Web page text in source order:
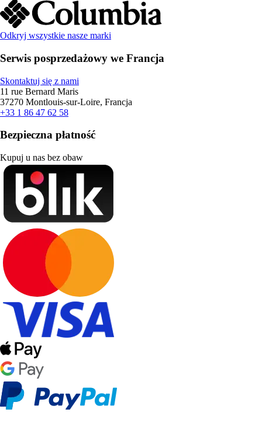
Odkryj wszystkie nasze marki
Serwis posprzedażowy we Francja
Skontaktuj się z nami
11 rue Bernard Maris
37270 Montlouis-sur-Loire, Francja
+33 1 86 47 62 58
Bezpieczna płatność
Kupuj u nas bez obaw